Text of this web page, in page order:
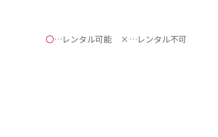
〇…レンタル可能 ×…レンタル不可